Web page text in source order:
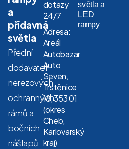
a
přídavná
světla
Přední
dodavatel
nerezových
ochranných
rámů a
bočních
nášlapů
dotazy
24/7
Adresa:
Areál
Autobazar
Auto
Seven,
Trstěnice
18, 353 01
(okres
Cheb,
Karlovarský
kraj)
světla a
LED
rampy